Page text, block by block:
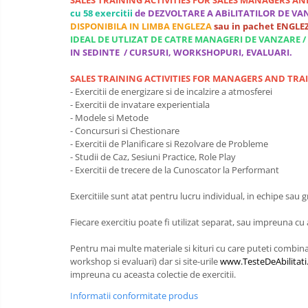
Luarea Deciziilor (rapid, analitic,
fara bias, fara efect group-think)
Management
Negociere (Achizitie / Vanzari /
Cooperare / Competitie)
OPERATIUNI AERIENE MILITARE SI
OPERATIUNI MARITIME MILITARE SI
OPERATIUNI TERESTRE MILITARE SI
Performanta Echipei
Rezolvare de Probleme
cu 58 exercitii de DEZVOLTARE A ABiLITATILOR DE
DISPONIBILA IN LIMBA ENGLEZAsau in pachet
IDEAL DE UTLIZAT DE CATRE MANAGERI DE VANZARE
IN SEDINTE / CURSURI, WORKSHOPURI, EVALUARI.
SALES TRAINING ACTIVITIES FOR MANAGERS AND
- Exercitii de energizare si de incalzire a atmosferei
- Exercitii de invatare experientiala
- Modele si Metode
- Concursuri si Chestionare
- Exercitii de Planificare si Rezolvare de Probleme
- Studii de Caz, Sesiuni Practice, Role Play
- Exercitii de trecere de la Cunoscator la Performant
Exercitiile sunt atat pentru lucru individual, in echipe sau
Fiecare exercitiu poate fi utilizat separat, sau impreuna
Pentru mai multe materiale si kituri cu care puteti
workshop si evaluari) dar si site-urile
impreuna cu aceasta colectie de exercitii.
Informatii conformitate produs